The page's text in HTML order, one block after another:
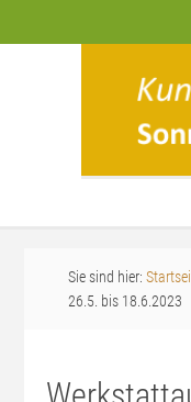
Sie sind hier:
26.5. bis 18.6.2023